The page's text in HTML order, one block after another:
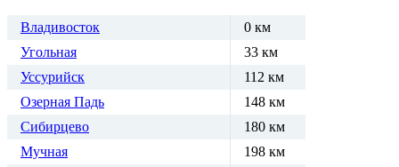
Владивосток
0 км
Угольная
33 км
Уссурийск
112 км
Озерная Падь
148 км
Сибирцево
180 км
Мучная
198 км